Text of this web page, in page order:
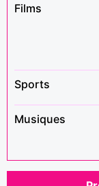
Films
Sports
Musiques